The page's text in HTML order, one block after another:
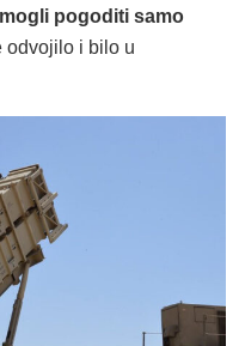
pogoditi samo
odvojilo i bilo u